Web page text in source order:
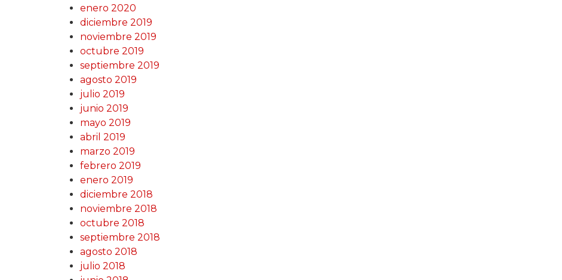
enero 2020
diciembre 2019
noviembre 2019
octubre 2019
septiembre 2019
agosto 2019
julio 2019
junio 2019
mayo 2019
abril 2019
marzo 2019
febrero 2019
enero 2019
diciembre 2018
noviembre 2018
octubre 2018
septiembre 2018
agosto 2018
julio 2018